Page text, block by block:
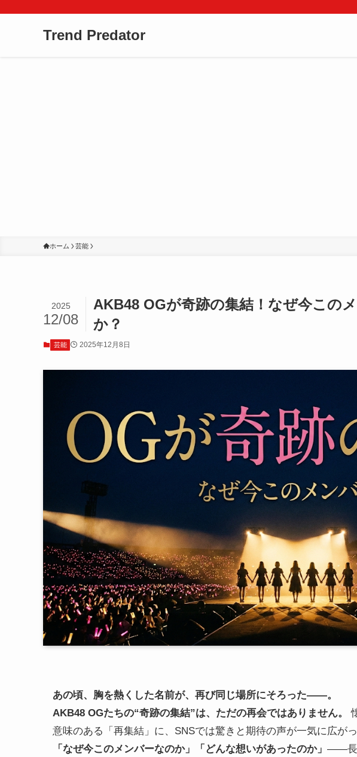
Trend Predator
ホーム 芸能
AKB48 OGが奇跡の集結！なぜ今この
か？
2025
12/08
芸能 2025年12月8日
あの頃、胸を熱くした名前が、再び同じ場所にそろった――。
AKB48 OGたちの“奇跡の集結”は、ただの再会ではありません。
意味のある「再集結」に、SNSでは驚きと期待の声が一気に広がっ
「なぜ今このメンバーなのか」「どんな想いがあったのか」 ――長